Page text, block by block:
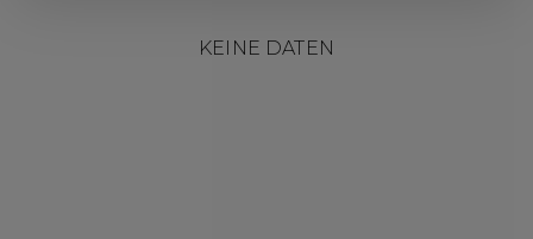
KEINE DATEN